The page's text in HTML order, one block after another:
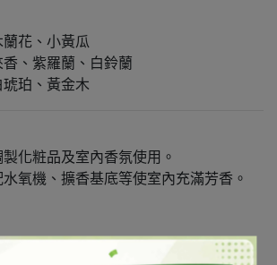
花、小黃瓜
、紫羅蘭、白鈴蘭
珀、黃金木
化粧品及室內香氛使用。
氧機、擴香基底等使室內充滿芳香。